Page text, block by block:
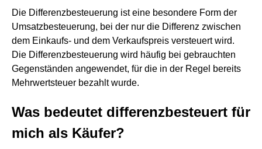
Die Differenzbesteuerung ist eine besondere Form der
Umsatzbesteuerung, bei der nur die Differenz zwischen
dem Einkaufs- und dem Verkaufspreis versteuert wird.
Die Differenzbesteuerung wird häufig bei gebrauchten
Gegenständen angewendet, für die in der Regel bereits
Mehrwertsteuer bezahlt wurde.
Was bedeutet differenzbesteuert für
mich als Käufer?